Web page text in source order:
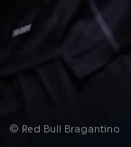
© Red Bull Bragantino